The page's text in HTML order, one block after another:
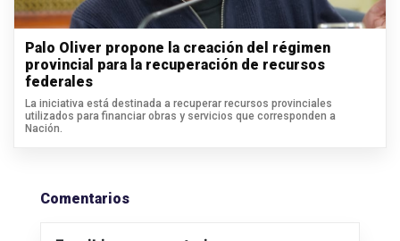
Palo Oliver propone la creación del régimen
provincial para la recuperación de recursos
federales
La iniciativa está destinada a recuperar recursos provinciales
utilizados para financiar obras y servicios que corresponden a
Nación.
Comentarios